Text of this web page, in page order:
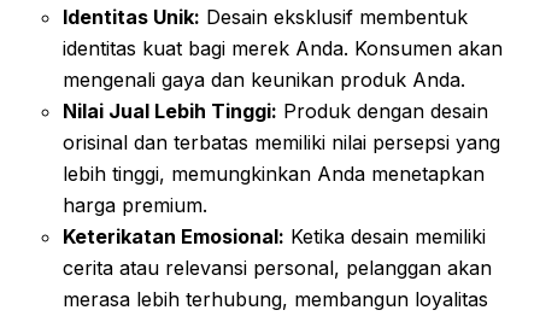
Identitas Unik: Desain eksklusif membentuk
identitas kuat bagi merek Anda. Konsumen akan
mengenali gaya dan keunikan produk Anda.
Nilai Jual Lebih Tinggi: Produk dengan desain
orisinal dan terbatas memiliki nilai persepsi yang
lebih tinggi, memungkinkan Anda menetapkan
harga premium.
Keterikatan Emosional: Ketika desain memiliki
cerita atau relevansi personal, pelanggan akan
merasa lebih terhubung, membangun loyalitas